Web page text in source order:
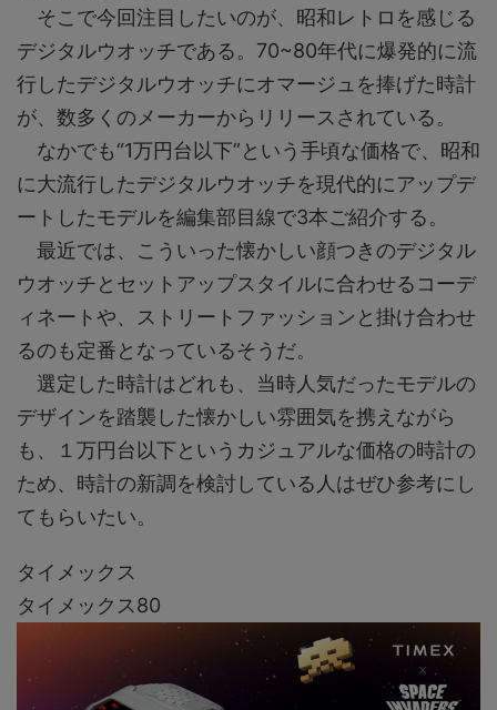
そこで今回注目したいのが、昭和レトロを感じる
デジタルウオッチである。70~80年代に爆発的に流
行したデジタルウオッチにオマージュを捧げた時計
が、数多くのメーカーからリリースされている。
なかでも“1万円台以下”という手頃な価格で、昭和
に大流行したデジタルウオッチを現代的にアップデ
ートしたモデルを編集部目線で3本ご紹介する。
最近では、こういった懐かしい顔つきのデジタル
ウオッチとセットアップスタイルに合わせるコーデ
ィネートや、ストリートファッションと掛け合わせ
るのも定番となっているそうだ。
選定した時計はどれも、当時人気だったモデルの
デザインを踏襲した懐かしい雰囲気を携えながら
も、１万円台以下というカジュアルな価格の時計の
ため、時計の新調を検討している人はぜひ参考にし
てもらいたい。
タイメックス
タイメックス80